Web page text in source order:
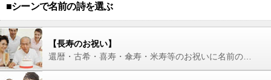
■シーンで名前の詩を選ぶ
【長寿のお祝い】